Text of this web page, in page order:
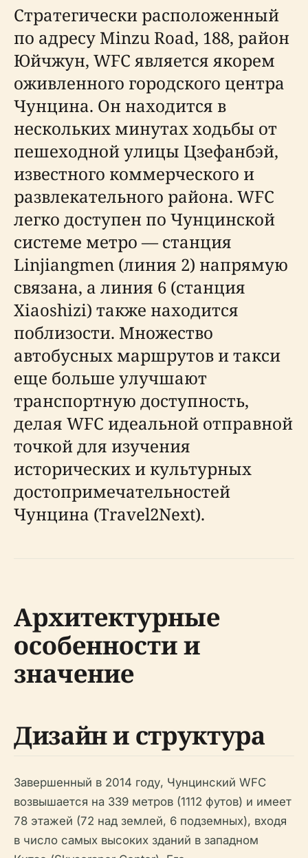
Стратегически расположенный
по адресу Minzu Road, 188, район
Юйчжун, WFC является якорем
оживленного городского центра
Чунцина. Он находится в
нескольких минутах ходьбы от
пешеходной улицы Цзефанбэй,
известного коммерческого и
развлекательного района. WFC
легко доступен по Чунцинской
системе метро — станция
Linjiangmen (линия 2) напрямую
связана, а линия 6 (станция
Xiaoshizi) также находится
поблизости. Множество
автобусных маршрутов и такси
еще больше улучшают
транспортную доступность,
делая WFC идеальной отправной
точкой для изучения
исторических и культурных
достопримечательностей
Чунцина (Travel2Next).
Архитектурные
особенности и
значение
Дизайн и структура
Завершенный в 2014 году, Чунцинский WFC
возвышается на 339 метров (1112 футов) и имеет
78 этажей (72 над землей, 6 подземных), входя
в число самых высоких зданий в западном